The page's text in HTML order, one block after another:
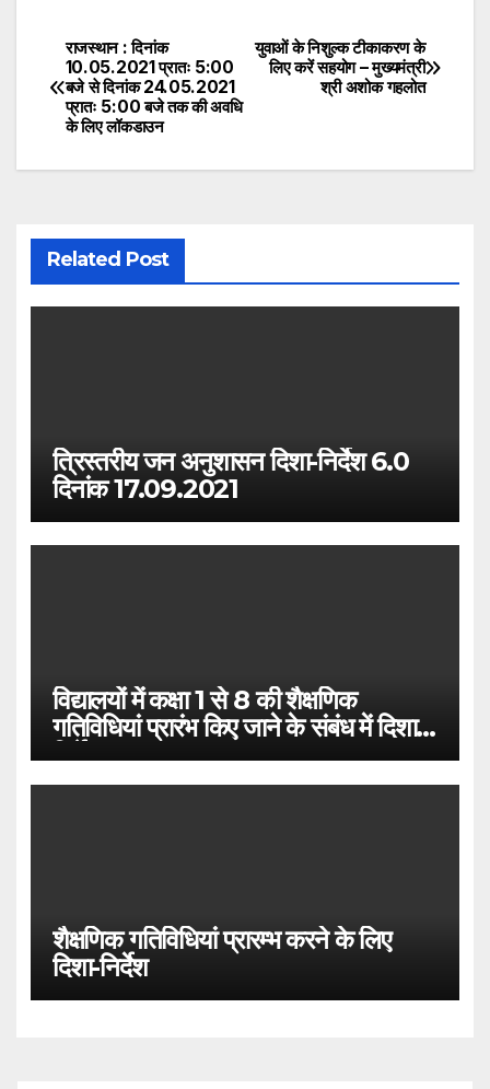
Post
navigation
युवाओं के निशुल्क टीकाकरण के
लिए करें सहयोग – मुख्यमंत्री
श्री अशोक गहलोत
राजस्थान : दिनांक
10.05.2021 प्रातः 5:00
बजे से दिनांक 24.05.2021
प्रातः 5:00 बजे तक की अवधि
के लिए लॉकडाउन
Related Post
त्रिस्तरीय जन अनुशासन दिशा-निर्देश 6.0
दिनांक 17.09.2021
विद्यालयों में कक्षा 1 से 8 की शैक्षणिक
गतिविधियां प्रारंभ किए जाने के संबंध में दिशा
निर्देश
शैक्षणिक गतिविधियां प्रारम्भ करने के लिए
दिशा-निर्देश